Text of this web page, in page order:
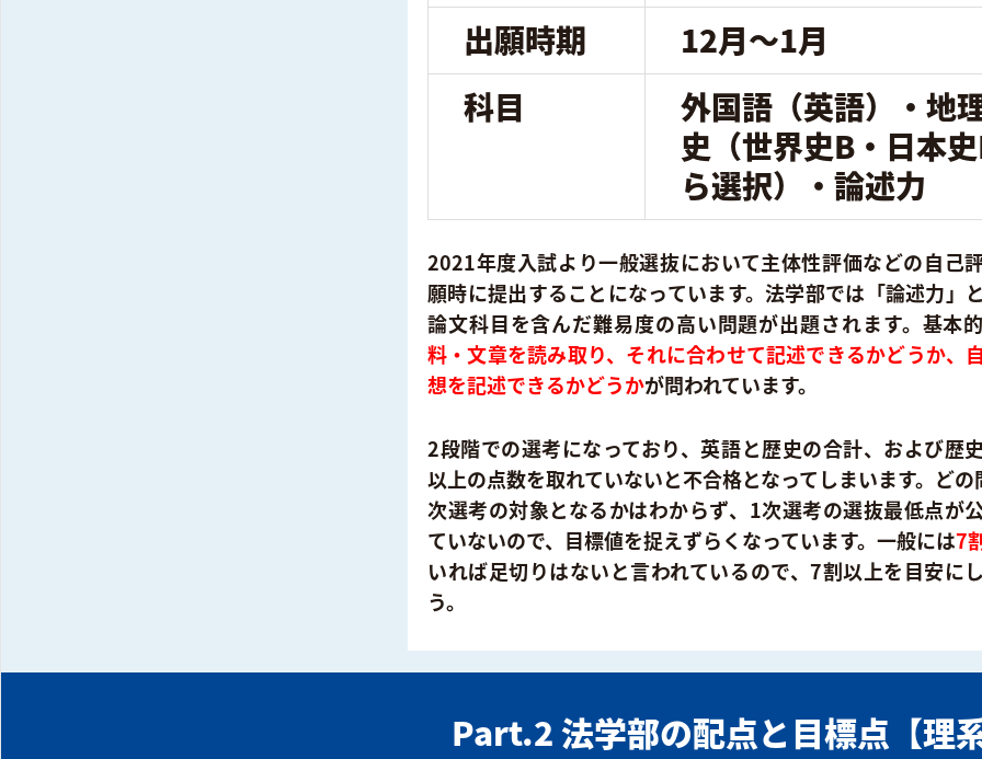
出願時期
12月～1月
科目
外国語（英語）・地
史（世界史B・日本
ら選択）・論述力
2021年度入試より一般選抜において主体性評価などの自己
願時に提出することになっています。法学部では「論述力」
論文科目を含んだ難易度の高い問題が出題されます。基本
料・文章を読み取り、それに合わせて記述できるかどうか、
想を記述できるかどうかが問われています。
2段階での選考になっており、英語と歴史の合計、および歴
以上の点数を取れていないと不合格となってしまいます。ど
次選考の対象となるかはわからず、1次選考の選抜最低点が
ていないので、目標値を捉えずらくなっています。一般には7
いれば足切りはないと言われているので、7割以上を目安に
う。
Part.2 法学部の配点と目標点【理